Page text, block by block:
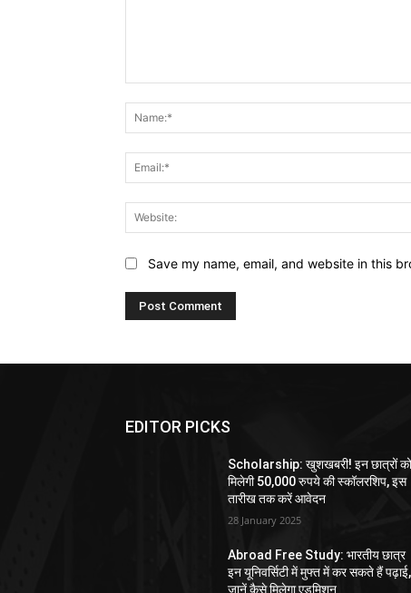
Save my name, email, and website in this
EDITOR PICKS
Scholarship: खुशखबरी! इन छात्रों
मिलेगी 50,000 रुपये की स्कॉलरशिप, इस
तारीख तक करें आवेदन
28 January 2025
Abroad Free Study: भारतीय छात्र
इन यूनिवर्सिटी में मुफ्त में कर सकते हैं पढ़ाई,
जानें कैसे मिलेगा एडमिशन